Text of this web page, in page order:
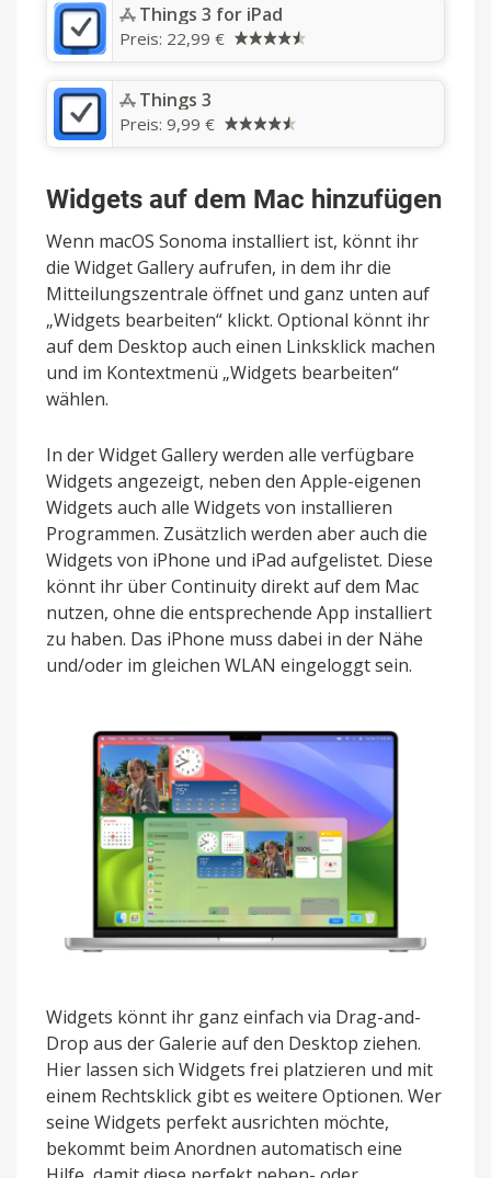
‎Things 3 for iPad
Preis: 22,99 €
‎Things 3
Preis: 9,99 €
Widgets auf dem Mac hinzufügen
Wenn macOS Sonoma installiert ist, könnt ihr
die Widget Gallery aufrufen, in dem ihr die
Mitteilungszentrale öffnet und ganz unten auf
„Widgets bearbeiten“ klickt. Optional könnt ihr
auf dem Desktop auch einen Linksklick machen
und im Kontextmenü „Widgets bearbeiten“
wählen.
In der Widget Gallery werden alle verfügbare
Widgets angezeigt, neben den Apple-eigenen
Widgets auch alle Widgets von installieren
Programmen. Zusätzlich werden aber auch die
Widgets von iPhone und iPad aufgelistet. Diese
könnt ihr über Continuity direkt auf dem Mac
nutzen, ohne die entsprechende App installiert
zu haben. Das iPhone muss dabei in der Nähe
und/oder im gleichen WLAN eingeloggt sein.
Widgets könnt ihr ganz einfach via Drag-and-
Drop aus der Galerie auf den Desktop ziehen.
Hier lassen sich Widgets frei platzieren und mit
einem Rechtsklick gibt es weitere Optionen. Wer
seine Widgets perfekt ausrichten möchte,
bekommt beim Anordnen automatisch eine